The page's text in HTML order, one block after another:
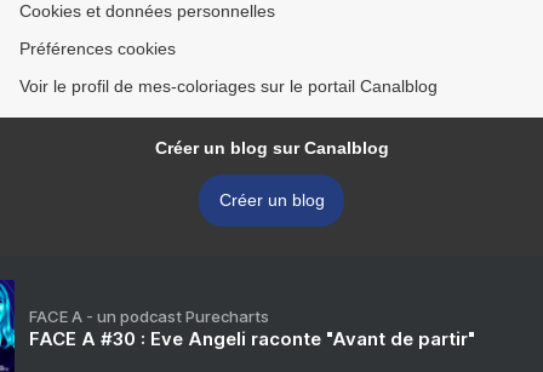
Cookies et données personnelles
Préférences cookies
Voir le profil de mes-coloriages sur le portail Canalblog
Créer un blog sur Canalblog
Créer un blog
FACE A - un podcast Purecharts
FACE A #30 : Eve Angeli raconte "Avant de partir"